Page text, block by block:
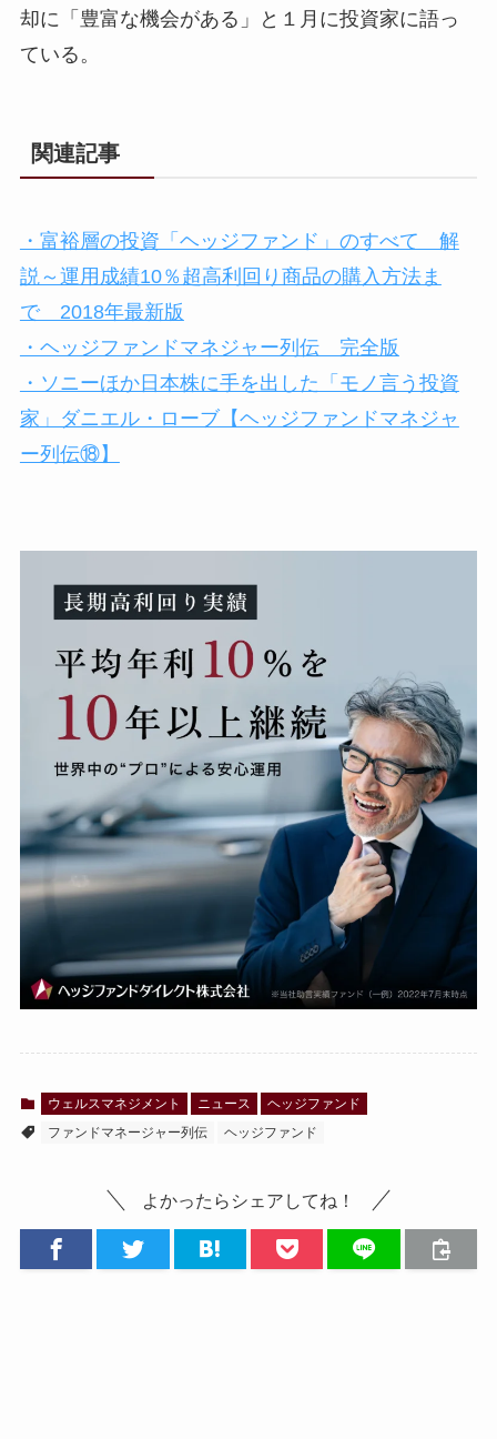
却に「豊富な機会がある」と１月に投資家に語っ
ている。
関連記事
・富裕層の投資「ヘッジファンド」のすべて 解
説～運用成績10％超高利回り商品の購入方法ま
で 2018年最新版
・ヘッジファンドマネジャー列伝 完全版
・ソニーほか日本株に手を出した「モノ言う投資
家」ダニエル・ローブ【ヘッジファンドマネジャ
ー列伝⑱】
ウェルスマネジメント ニュース
ヘッジファンド
ファンドマネージャー列伝
ヘッジファンド
よかったらシェアしてね！